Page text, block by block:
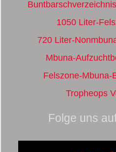
1050 Liter-
720 Liter-
Mbuna-
Felszone-Mbuna-
Tropheops
Folge uns